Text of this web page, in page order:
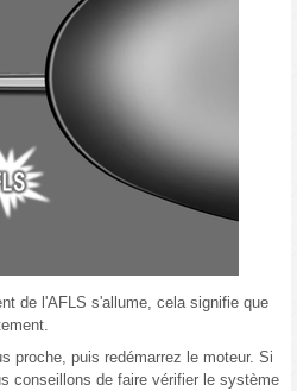
de l'AFLS s'allume, cela signifie que
proche, puis redémarrez le moteur. Si
conseillons de faire vérifier le système